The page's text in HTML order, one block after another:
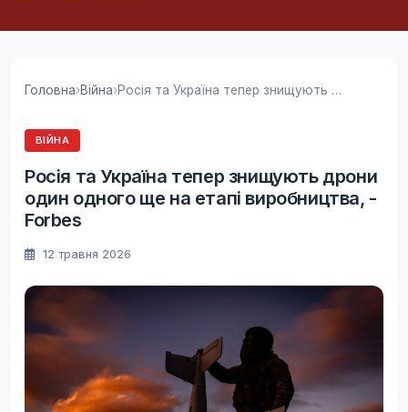
Головна›Війна› Росія та Україна тепер знищують дрони один...
ВІЙНА
Росія та Україна тепер знищують дрони
один одного ще на етапі виробництва, -
Forbes
12 травня 2026